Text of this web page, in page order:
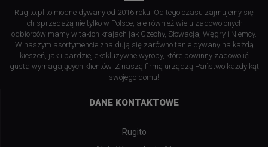
Rugito.pl to modne dywany od 2016 roku. Od tego czasu zajmujemy się
ich sprzedażą nie tylko w Polsce, ale również wielu zadowolonych
odbiorców mamy w takich krajach jak Czechy, Słowacja, Węgry i Niemcy.
W naszym asortymencie znajdują się zarówno tanie dywany na każdą
kieszeń, jak i bardziej ekskluzywne wyroby, które powinny zadowolić
gusta wymagających klientów. Z naszą firmą urządzą Państwo każdy kąt
swojego domu!
DANE KONTAKTOWE
Rugito